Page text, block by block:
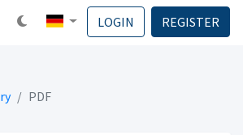
LOGIN REGISTER
PDF